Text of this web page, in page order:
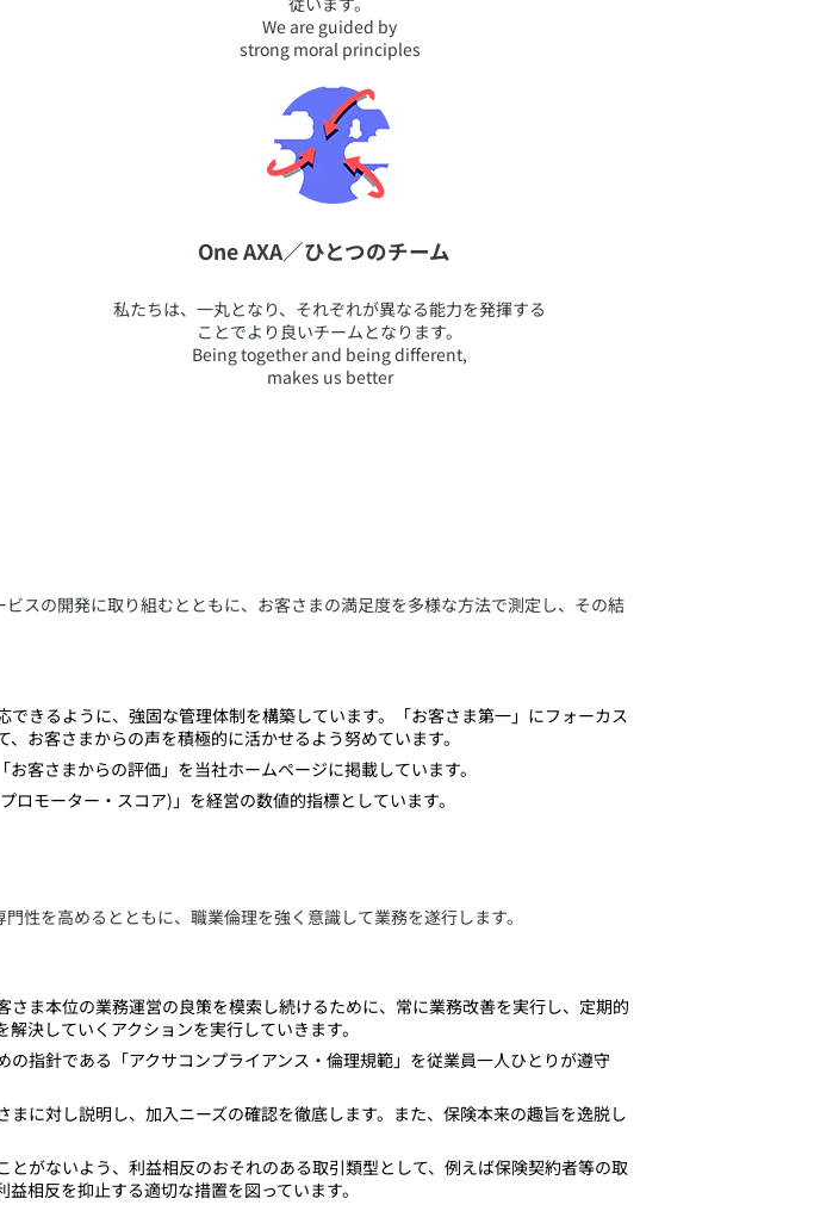
We are guided by
strong moral principles
​One AXA／ひとつのチーム
​私たちは、一丸となり、それぞれが異なる能力を発揮する
ことでより良いチームとなります。
Being together and being different,
makes us better
スの開発に取り組むとともに、お客さまの満足度を多様な方法で測定し、その結
きるように、強固な管理体制を構築しています。「お客さま第一」にフォーカス
お客さまからの声を積極的に活かせるよう努めています。
客さまからの評価」を当社ホームページに掲載しています。
モーター・スコア)」を経営の数値的指標としています。
性を高めるとともに、職業倫理を強く意識して業務を遂行します。
ま本位の業務運営の良策を模索し続けるために、常に業務改善を実行し、定期的
決していくアクションを実行していきます。
指針である「アクサコンプライアンス・倫理規範」を従業員一人ひとりが遵守
に対し説明し、加入ニーズの確認を徹底します。また、保険本来の趣旨を逸脱し
がないよう、利益相反のおそれのある取引類型として、例えば保険契約者等の取
相反を抑止する適切な措置を図っています。